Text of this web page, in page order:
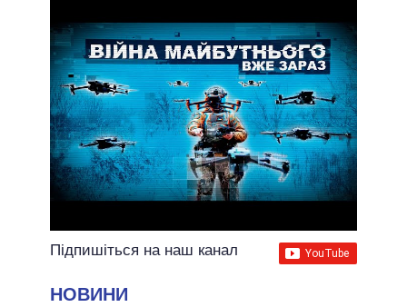
ВСІ ОБІЦЯНКИ
АРХІВНІ ОБІЦЯНКИ
Підпишіться на наш канал
НОВИНИ